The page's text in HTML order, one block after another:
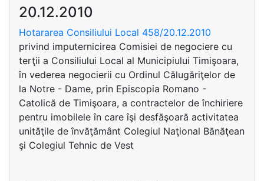
20.12.2010
Hotararea Consiliului Local 458/20.12.2010
privind imputernicirea Comisiei de negociere cu
terţii a Consiliului Local al Municipiului Timişoara,
în vederea negocierii cu Ordinul Călugăriţelor de
la Notre - Dame, prin Episcopia Romano -
Catolică de Timişoara, a contractelor de închiriere
pentru imobilele în care îşi desfăşoară activitatea
unităţile de învăţământ Colegiul Naţional Bănăţean
şi Colegiul Tehnic de Vest